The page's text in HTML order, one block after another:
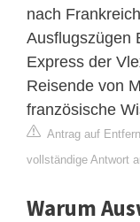
nach
Ausflugszügen
Express der
Reisende von
französische
Antrag auf
vollständige Antwort
Warum